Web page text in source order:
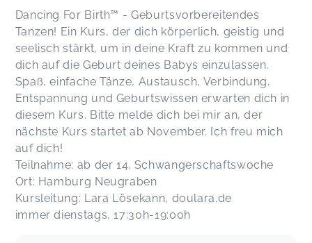
Dancing For Birth™ - Geburtsvorbereitendes
Tanzen! Ein Kurs, der dich körperlich, geistig und
seelisch stärkt, um in deine Kraft zu kommen und
dich auf die Geburt deines Babys einzulassen.
Spaß, einfache Tänze, Austausch, Verbindung,
Entspannung und Geburtswissen erwarten dich in
diesem Kurs. Bitte melde dich bei mir an, der
nächste Kurs startet ab November. Ich freu mich
auf dich!
Teilnahme: ab der 14. Schwangerschaftswoche
Ort: Hamburg Neugraben
Kursleitung: Lara Lösekann, doulara.de
immer dienstags, 17:30h-19:00h